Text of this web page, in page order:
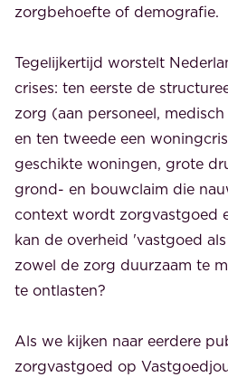
zorgbehoefte of demografie.
Tegelijkertijd worstelt
crises: ten eerste de
zorg (aan personeel,
en ten tweede een
geschikte woningen, grote
grond- en bouwclaim die
context wordt zorgvastgoed
kan de overheid 'vastgoed
zowel de zorg duurzaam te
te ontlasten?
Als we kijken naar eerdere
zorgvastgoed op